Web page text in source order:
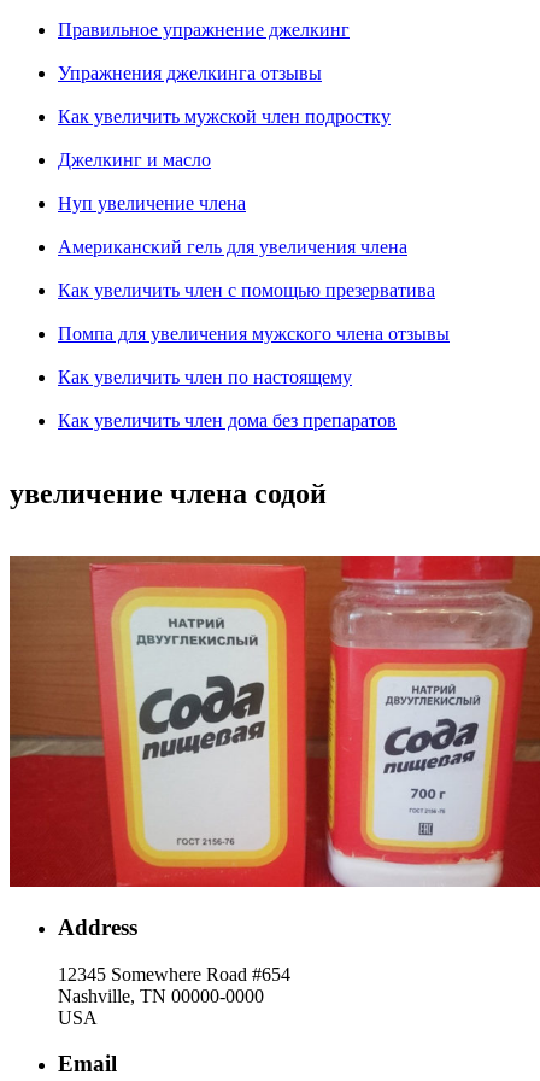
Правильное упражнение джелкинг
Упражнения джелкинга отзывы
Как увеличить мужской член подростку
Джелкинг и масло
Нуп увеличение члена
Американский гель для увеличения члена
Как увеличить член с помощью презерватива
Помпа для увеличения мужского члена отзывы
Как увеличить член по настоящему
Как увеличить член дома без препаратов
увеличение члена содой
Address
12345 Somewhere Road #654
Nashville, TN 00000-0000
USA
Email